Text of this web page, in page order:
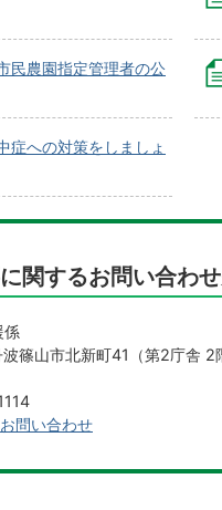
民農園指定管理者の公
症への対策をしましょ
関するお問い合わ
係
篠山市北新町41（第2庁舎 2
問い合わせ